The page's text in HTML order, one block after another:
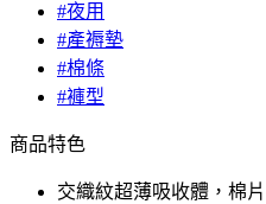
#夜用
#產褥墊
#棉條
#褲型
商品特色
交織紋超薄吸收體，棉